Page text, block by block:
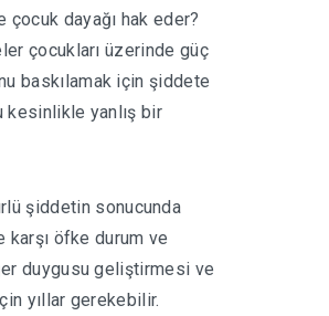
dayağı hak eder?
çocukları üzerinde güç
baskılamak için şiddete
kesinlikle yanlış bir
şiddetin sonucunda
öfke durum ve
duygusu geliştirmesi ve
yıllar gerekebilir.